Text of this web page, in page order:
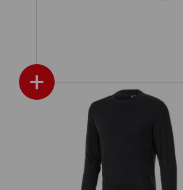
+
e.s. Longsleeve cotton stretch